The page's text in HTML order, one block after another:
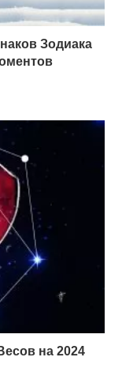
Зодиака
на 2024